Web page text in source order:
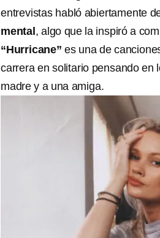
entrevistas habló abiertamente
mental, algo que la inspiró a
“Hurricane” es una de
carrera en solitario pensando en
madre y a una amiga.